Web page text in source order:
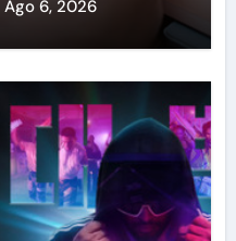
Ago 6, 2026